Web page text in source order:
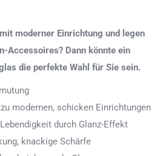
moderner Einrichtung und legen
Accessoires? Dann könnte ein
die perfekte Wahl für Sie sein.
modernen, schicken Einrichtungen
durch Glanz-Effekt
knackige Schärfe